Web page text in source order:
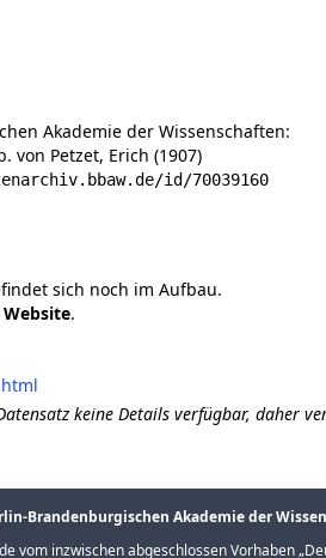
Akademie der Wissenschaften:
von Petzet, Erich (1907)
id/70039160
sich noch im Aufbau.
.
keine Details verfügbar, daher
Brandenburgischen Akademie der
vom inzwischen abgeschlossen Vorhaben „